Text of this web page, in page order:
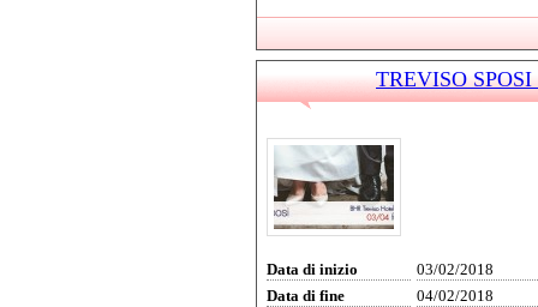
TREVISO
Data di inizio
03/02/2018
Data di fine
04/02/2018